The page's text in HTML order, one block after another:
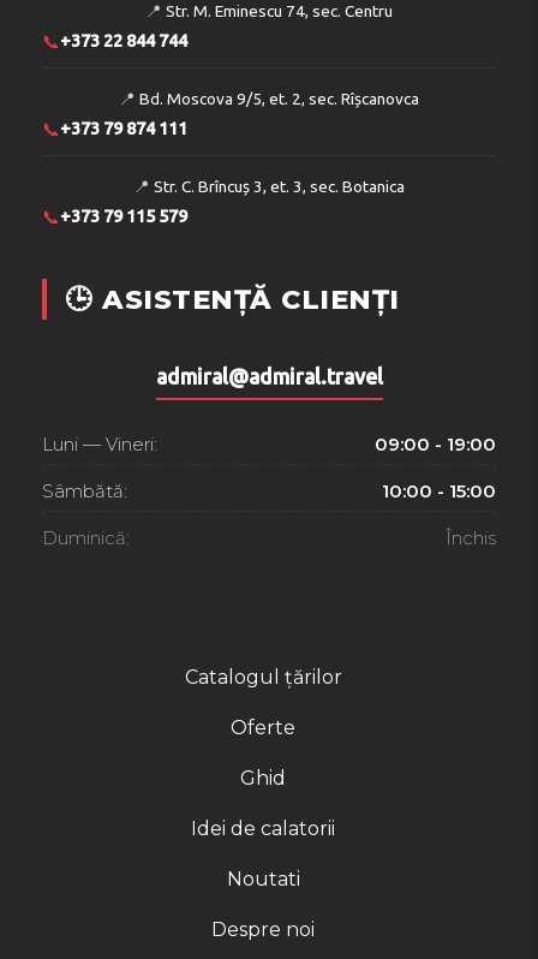
Catalogul țărilor
Oferte
Ghid
Idei de calatorii
Noutati
Despre noi
📍 Str. M. Eminescu 74, sec. Centru
📞+373 22 844 744
📍 Bd. Moscova 9/5, et. 2, sec. Rîșcanovca
📞+373 79 874 111
📍 Str. C. Brîncuș 3, et. 3, sec. Botanica
📞+373 79 115 579
🕒 ASISTENȚĂ CLIENȚI
admiral@admiral.travel
Luni — Vineri: 09:00 - 19:00
Sâmbătă: 10:00 - 15:00
Duminică: Închis